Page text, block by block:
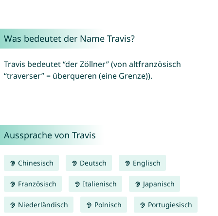
Was bedeutet der Name Travis?
Travis bedeutet “der Zöllner” (von altfranzösisch
“traverser” = überqueren (eine Grenze)).
Aussprache von Travis
Chinesisch Deutsch Englisch
Französisch Italienisch Japanisch
Niederländisch Polnisch Portugiesisch